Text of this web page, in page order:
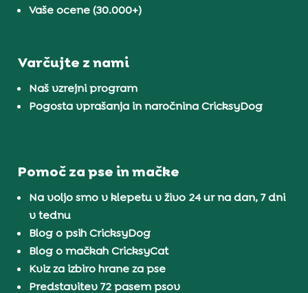
Vaše ocene (30.000+)
Varčujte z nami
Naš vzrejni program
Pogosta vprašanja in naročnina CricksyDog
Pomoč za pse in mačke
Na voljo smo v klepetu v živo 24 ur na dan, 7 dni
v tednu
Blog o psih CricksyDog
Blog o mačkah CricksyCat
Kviz za izbiro hrane za pse
Predstavitev 72 pasem psov